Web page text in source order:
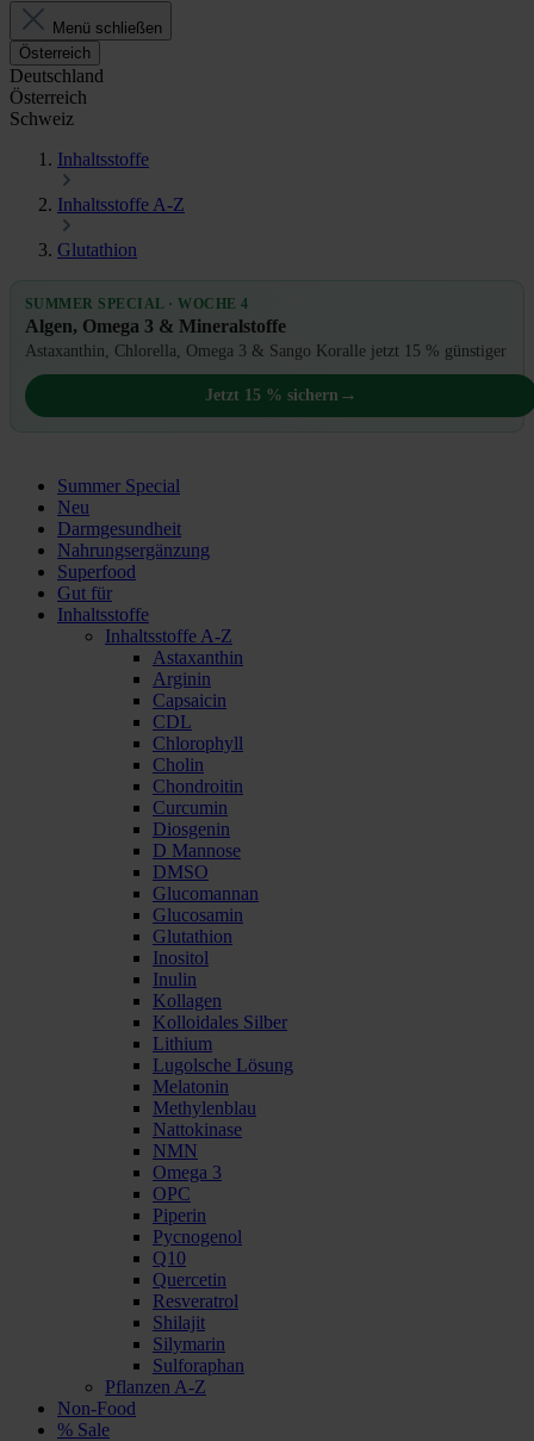
Menü schließen
Österreich
Deutschland
Österreich
Schweiz
Inhaltsstoffe
Inhaltsstoffe A-Z
Glutathion
SUMMER SPECIAL · WOCHE 4
Algen, Omega 3 & Mineralstoffe
Astaxanthin, Chlorella, Omega 3 & Sango Koralle jetzt 15 % günstiger
Jetzt 15 % sichern →
Summer Special
Neu
Darmgesundheit
Nahrungsergänzung
Superfood
Gut für
Inhaltsstoffe
Inhaltsstoffe A-Z
Astaxanthin
Arginin
Capsaicin
CDL
Chlorophyll
Cholin
Chondroitin
Curcumin
Diosgenin
D Mannose
DMSO
Glucomannan
Glucosamin
Glutathion
Inositol
Inulin
Kollagen
Kolloidales Silber
Lithium
Lugolsche Lösung
Melatonin
Methylenblau
Nattokinase
NMN
Omega 3
OPC
Piperin
Pycnogenol
Q10
Quercetin
Resveratrol
Shilajit
Silymarin
Sulforaphan
Pflanzen A-Z
Non-Food
% Sale